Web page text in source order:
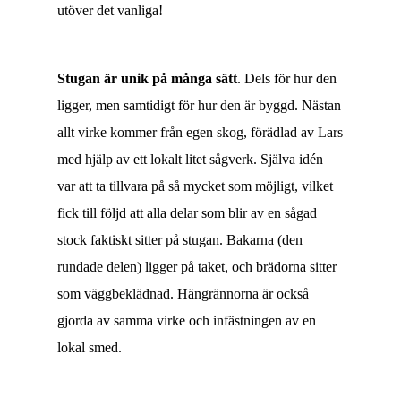
utöver det vanliga!
Stugan är unik på många sätt. Dels för hur den
ligger, men samtidigt för hur den är byggd. Nästan
allt virke kommer från egen skog, förädlad av Lars
med hjälp av ett lokalt litet sågverk. Själva idén
var att ta tillvara på så mycket som möjligt, vilket
fick till följd att alla delar som blir av en sågad
stock faktiskt sitter på stugan. Bakarna (den
rundade delen) ligger på taket, och brädorna sitter
som väggbeklädnad. Hängrännorna är också
gjorda av samma virke och infästningen av en
lokal smed.